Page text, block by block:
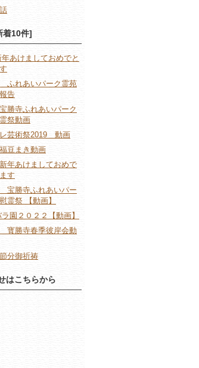
着10件]
あけましておめでと
ふれあいパーク霊苑
告
勝寺ふれあいパーク
祭動画
芸術祭2019 動画
豆まき動画
年あけましておめで
す
宝勝寺ふれあいパー
霊祭 【動画】
園２０２２【動画】
寳勝寺春季彼岸会動
分御祈祷
はこちらから